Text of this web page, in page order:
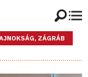
ZÁGRÁB